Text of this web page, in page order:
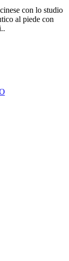
con lo studio
al piede con